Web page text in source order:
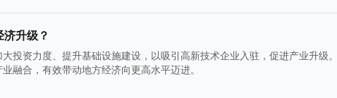
升级？
投资力度、提升基础设施建设，以吸引高新技术企业入驻，促进产业升级
融合，有效带动地方经济向更高水平迈进。